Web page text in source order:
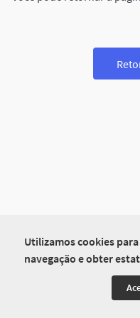
Utilizamos cookies
navegação e obter